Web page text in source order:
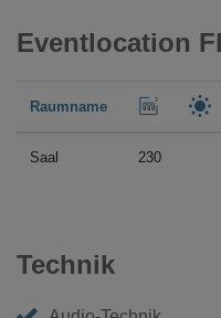
Eventlocation
Raumname
Saal 230
Technik